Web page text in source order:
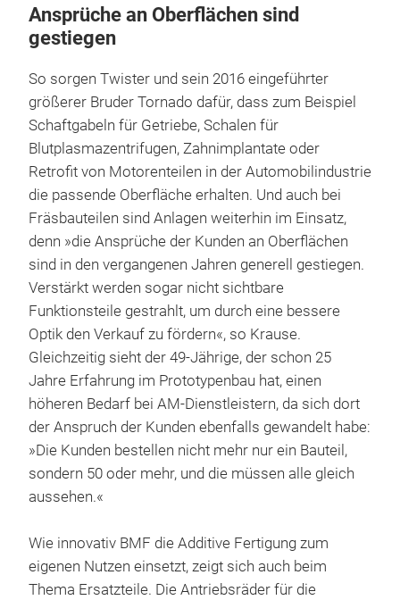
Ansprüche an Oberflächen sind
gestiegen
So sorgen Twister und sein 2016 eingeführter
größerer Bruder Tornado dafür, dass zum Beispiel
Schaftgabeln für Getriebe, Schalen für
Blutplasmazentrifugen, Zahnimplantate oder
Retrofit von Motorenteilen in der Automobilindustrie
die passende Oberfläche erhalten. Und auch bei
Fräsbauteilen sind Anlagen weiterhin im Einsatz,
denn »die Ansprüche der Kunden an Oberflächen
sind in den vergangenen Jahren generell gestiegen.
Verstärkt werden sogar nicht sichtbare
Funktionsteile gestrahlt, um durch eine bessere
Optik den Verkauf zu fördern«, so Krause.
Gleichzeitig sieht der 49-Jährige, der schon 25
Jahre Erfahrung im Prototypenbau hat, einen
höheren Bedarf bei AM-Dienstleistern, da sich dort
der Anspruch der Kunden ebenfalls gewandelt habe:
»Die Kunden bestellen nicht mehr nur ein Bauteil,
sondern 50 oder mehr, und die müssen alle gleich
aussehen.«
Wie innovativ BMF die Additive Fertigung zum
eigenen Nutzen einsetzt, zeigt sich auch beim
Thema Ersatzteile. Die Antriebsräder für die